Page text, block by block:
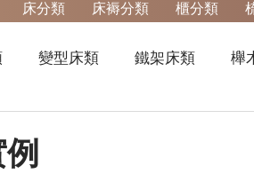
床分類 床褥分類 櫃分類
變型床類 鐵架床類 櫸
櫃-玄